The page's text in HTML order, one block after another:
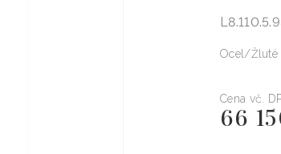
Ocel Žluté
Cena vč.
Běžná
66